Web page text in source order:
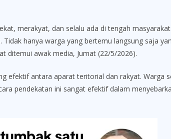
merakyat, dan selalu ada di tengah
hanya warga yang bertemu langsung saja
ditemui awak media, Jumat (22/5/2026).
efektif antara aparat teritorial dan rakyat. Warga
pendekatan ini sangat efektif dalam